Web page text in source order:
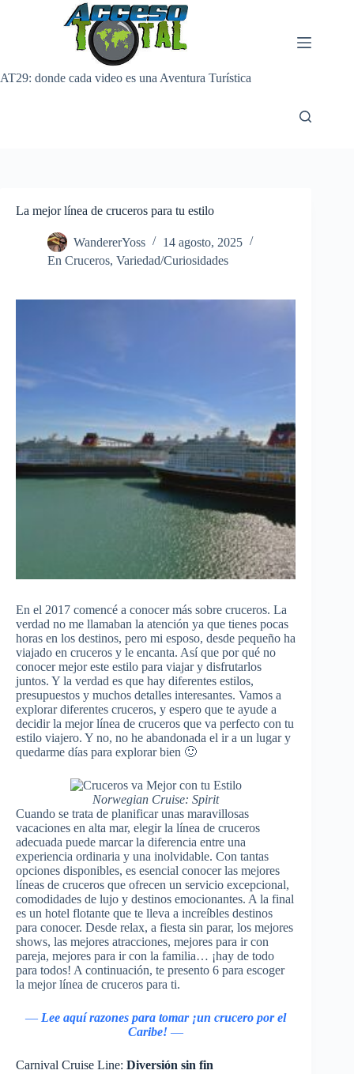
AT29: donde cada video es una Aventura Turística
La mejor línea de cruceros para tu estilo
WandererYoss
14 agosto, 2025
En Cruceros, Variedad/Curiosidades
En el 2017 comencé a conocer más sobre cruceros. La
verdad no me llamaban la atención ya que tienes pocas
horas en los destinos, pero mi esposo, desde pequeño ha
viajado en cruceros y le encanta. Así que por qué no
conocer mejor este estilo para viajar y disfrutarlos
juntos. Y la verdad es que hay diferentes estilos,
presupuestos y muchos detalles interesantes. Vamos a
explorar diferentes cruceros, y espero que te ayude a
decidir la mejor línea de cruceros que va perfecto con tu
estilo viajero. Y no, no he abandonada el ir a un lugar y
quedarme días para explorar bien 🙂
Norwegian Cruise: Spirit
Cuando se trata de planificar unas maravillosas
vacaciones en alta mar, elegir la línea de cruceros
adecuada puede marcar la diferencia entre una
experiencia ordinaria y una inolvidable. Con tantas
opciones disponibles, es esencial conocer las mejores
líneas de cruceros que ofrecen un servicio excepcional,
comodidades de lujo y destinos emocionantes. A la final
es un hotel flotante que te lleva a increíbles destinos
para conocer. Desde relax, a fiesta sin parar, los mejores
shows, las mejores atracciones, mejores para ir con
pareja, mejores para ir con la familia… ¡hay de todo
para todos! A continuación, te presento 6 para escoger
la mejor línea de cruceros para ti.
— Lee aquí razones para tomar ¡un crucero por el
Caribe!—
Carnival Cruise Line: Diversión sin fin